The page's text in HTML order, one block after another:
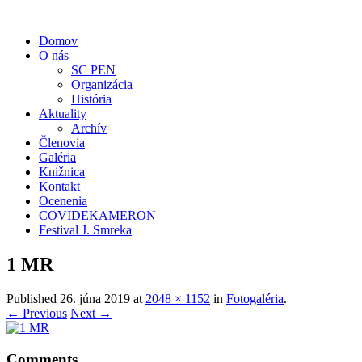
Domov
O nás
SC PEN
Organizácia
História
Aktuality
Archív
Členovia
Galéria
Knižnica
Kontakt
Ocenenia
COVIDEKAMERON
Festival J. Smreka
1 MR
Published 26. júna 2019 at 2048 × 1152 in Fotogaléria.
← Previous Next →